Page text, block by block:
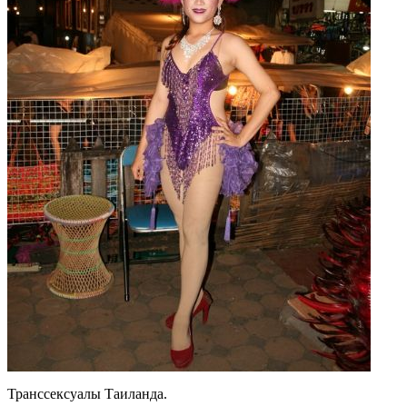
Транссексуалы Таиланда.